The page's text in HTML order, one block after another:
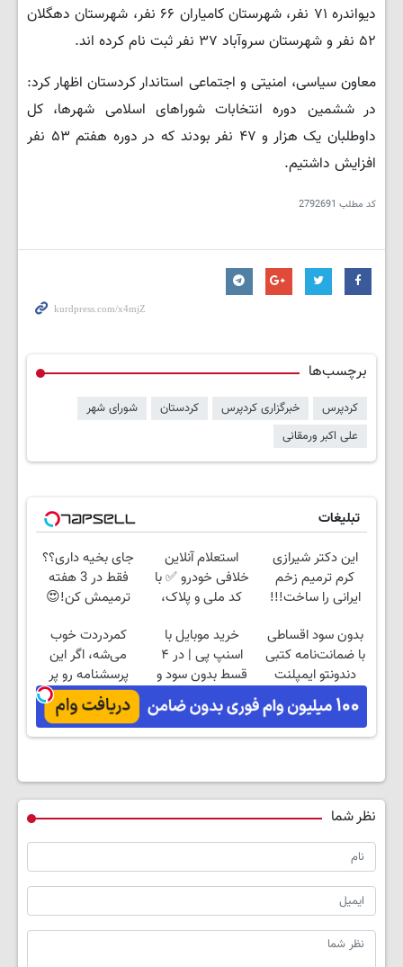
دیواندره ۷۱ نفر، شهرستان کامیاران ۶۶ نفر، شهرستان دهگلان
۵۲ نفر و شهرستان سروآباد ۳۷ نفر ثبت نام کرده اند.
معاون سیاسی، امنیتی و اجتماعی استاندار کردستان اظهار کرد:
در ششمین دوره انتخابات شوراهای اسلامی شهرها، کل
داوطلبان یک هزار و ۴۷ نفر بودند که در دوره هفتم ۵۳ نفر
افزایش داشتیم.
کد مطلب 2792691
برچسب‌ها
کردپرس خبرگزاری کردپرس کردستان
شورای شهر
علی اکبر ورمقانی
تبلیغات
این دکتر شیرازی
کرم ترمیم زخم
ایرانی را ساخت!!!
استعلام آنلاین
خلافی خودرو ✅ با
کد ملی و پلاک،
معطلی
جای بخیه داری؟؟
فقط در 3 هفته
ترمیمش کن!😍
بدون سود اقساطی
با ضمانت‌نامه کتبی
دندونتو ایمپلنت
کن✅
خرید موبایل با
اسنپ پی | در ۴
قسط بدون سود و
کارمزد!
کمردردت خوب
می‌شه، اگر این
پرسشنامه رو پر
کنی!!
نظر شما